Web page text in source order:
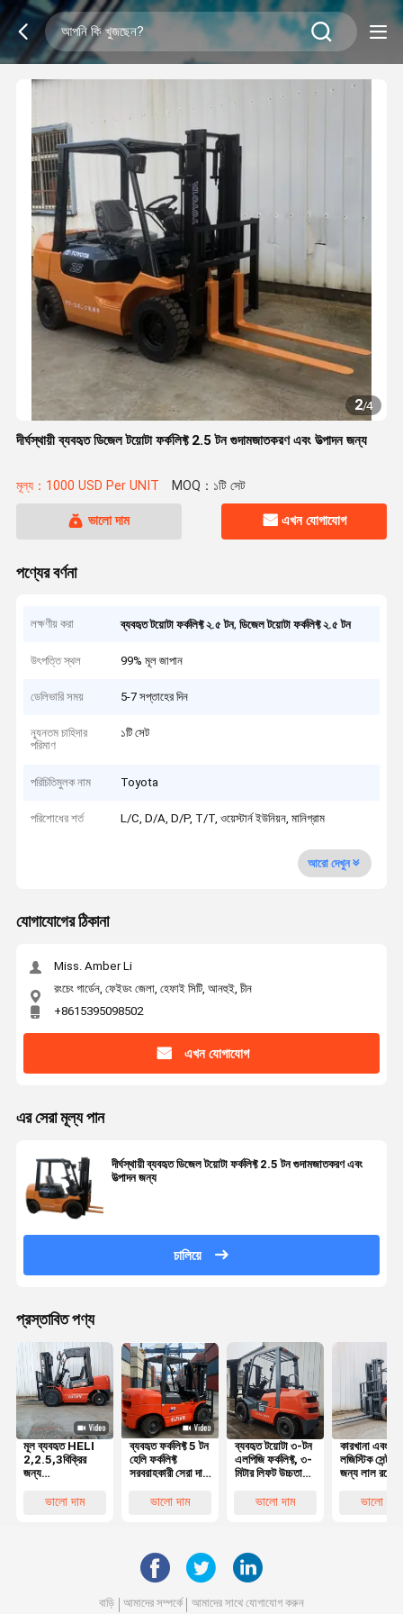
2/4
দীর্ঘস্থায়ী ব্যবহৃত ডিজেল টয়োটা ফর্কলিফ্ট 2.5 টন গুদামজাতকরণ এবং উত্পাদন জন্য
মূল্য：1000 USD Per UNIT MOQ：১টি সেট
ভালো দাম এখন যোগাযোগ
পণ্যের বর্ণনা
লক্ষণীয় করা ব্যবহৃত টয়োটা ফর্কলিফ্ট ২.৫ টন,ডিজেল টয়োটা ফর্কলিফ্ট ২.৫ টন
উৎপত্তি স্থল 99% মূল জাপান
ডেলিভারি সময় 5-7 সপ্তাহের দিন
ন্যূনতম চাহিদার
পরিমাণ
১টি সেট
পরিচিতিমুলক নাম Toyota
পরিশোধের শর্ত L/C, D/A, D/P, T/T, ওয়েস্টার্ন ইউনিয়ন, মানিগ্রাম
আরো দেখুন
যোগাযোগের ঠিকানা
Miss. Amber Li
রংচেং গার্ডেন, ফেইডং জেলা, হেফাই সিটি, আনহুই, চীন
+8615395098502
এখন যোগাযোগ
এর সেরা মূল্য পান
দীর্ঘস্থায়ী ব্যবহৃত ডিজেল টয়োটা ফর্কলিফ্ট 2.5 টন গুদামজাতকরণ এবং
উত্পাদন জন্য
চালিয়ে
প্রস্তাবিত পণ্য
মূল ব্যবহৃত HELI
2,2.5,3বিক্রির
জন্য
দামের সাথে চমৎকার
ভালো দাম
ব্যবহৃত ফর্কলিফ্ট 5 টন
হেলি ফর্কলিফ্ট
সরবরাহকারী সেরা দাম
হেলি 50 5 টন
ভালো দাম
ব্যবহৃত টয়োটা ৩-টন
এলপিজি ফর্কলিফ্ট, ৩-
মিটার লিফট উচ্চতা
হাইড্রোলিক সিস্টেম
ভালো দাম
কারখানা এবং
লজিস্টিক
জন্য লাল রঙের
ডিজেল ফর্কলিফ্ট
ভালো দাম
বাড়ি আমাদের সম্পর্কে আমাদের সাথে যোগাযোগ করুন